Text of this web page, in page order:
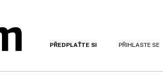
PŘEDPLAŤTE SI PŘIHLASTE SE